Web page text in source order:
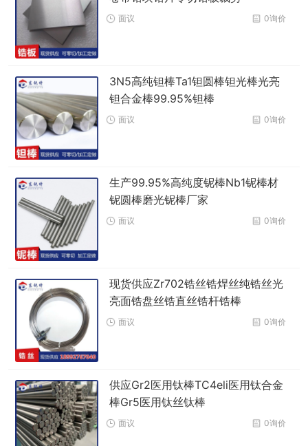
0询价
面议
3N5高纯钽棒Ta1钽圆棒钽光棒光亮
钽合金棒99.95%钽棒
0询价
面议
生产99.95%高纯度铌棒Nb1铌棒材
铌圆棒磨光铌棒厂家
0询价
面议
现货供应Zr702锆丝锆焊丝纯锆丝光
亮面锆盘丝锆直丝锆杆锆棒
0询价
面议
供应Gr2医用钛棒TC4eli医用钛合金
棒Gr5医用钛丝钛棒
0询价
面议